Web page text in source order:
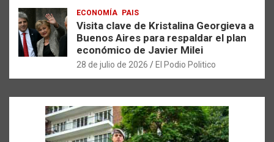
ECONOMÍA PAIS
Visita clave de Kristalina Georgieva a
Buenos Aires para respaldar el plan
económico de Javier Milei
28 de julio de 2026 El Podio Politico